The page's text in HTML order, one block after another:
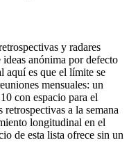
y radares
anónima por defecto
aquí es que el límite se
mensuales: un
con espacio para el
a la semana
longitudinal en el
de esta lista ofrece sin un